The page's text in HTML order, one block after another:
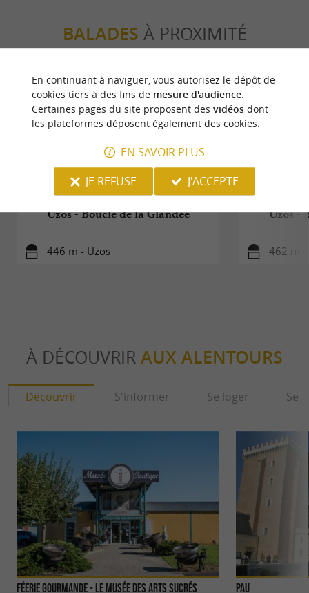
Chocolat, situé dans le Golfe de Guinée.
N'oublions pas lesconfituresqui sont
élaborées depuis plus de 30 ans selon les
recettes authentiques et artisanales deFrancis
Meilleur Confiturier de France et Triple
Champion du Monde
(classé hors concours
depuis)
Pour votre santé, évitez de manger trop gras,
BALADES À PROXIMITÉ
Uzos - Boucle de la Glandée
446 m - Uzos
Uzos -
462 m -
À DÉCOUVRIR AUX ALENTOURS
Découvrir S'informer Se loger Se
Féerie Gourmande - Le Musée des Arts sucrés Pau
En continuant à naviguer, vous autorisez le dépôt de
cookies tiers à des fins de mesure d'audience.
Certaines pages du site proposent des vidéosdont
les plateformes déposent également des cookies.
EN SAVOIR PLUS
JE REFUSE
J'ACCEPTE